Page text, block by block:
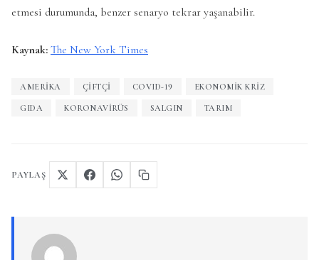
etmesi durumunda, benzer senaryo tekrar yaşanabilir.
Kaynak: The New York Times
AMERIKA ÇIFTÇI COVID-19 EKONOMIK KRIZ
GIDA KORONAVIRÜS SALGIN TARIM
PAYLAŞ